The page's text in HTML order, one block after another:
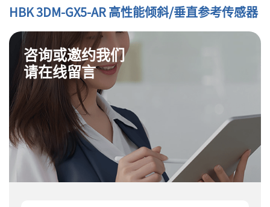
HBK 3DM-GX5-AR 高性能倾斜/垂直参考传感器
咨询或邀约我们
请在线留言